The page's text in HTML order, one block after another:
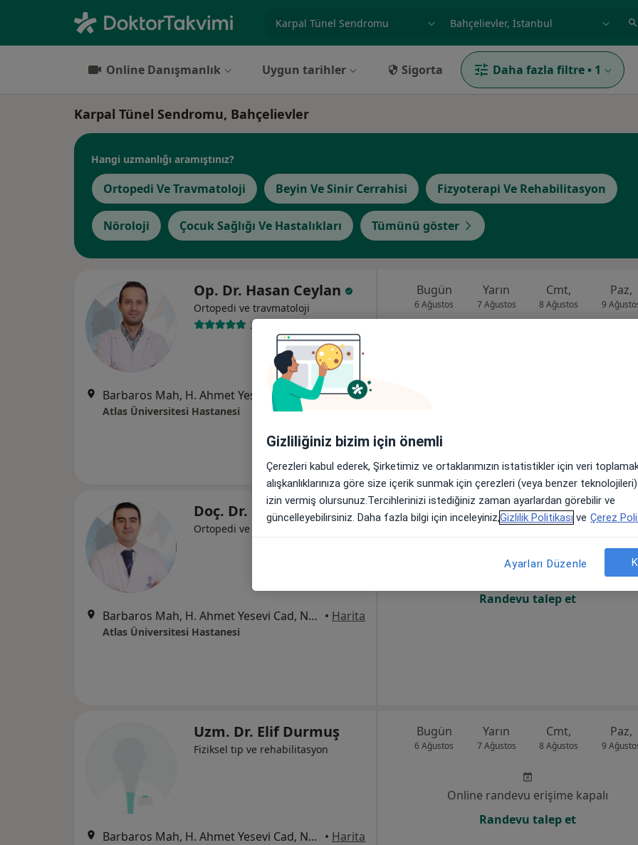
örnek: İstanbul
Online Danışmanlık Uygun tarihler Sigorta Daha fazla filtre • 1
Karpal Tünel Sendromu, Bahçelievler
Hangi uzmanlığı aramıştınız?
Ortopedi Ve Travmatoloji Beyin Ve Sinir Cerrahisi Fizyoterapi Ve Rehabilitasyon
Nöroloji Çocuk Sağlığı Ve Hastalıkları Tümünü göster
Op. Dr. Hasan Ceylan
Ortopedi ve travmatoloji
3 görüş
Barbaros Mah, H. Ahmet Yesevi Cad, No: 149 Güneşli - Bağcılar / İstanbul, Bağcılar •Harita
Atlas Üniversitesi Hastanesi
Bugün
6 Ağustos
Yarın
7 Ağustos
Cmt,
8 Ağustos
Paz,
9
Doç. Dr. Cem Yıldırım
Ortopedi ve travmatoloji
Barbaros Mah, H. Ahmet Yesevi Cad, No: 149 Güneşli - Bağcılar / İstanbul, Bağcılar • Harita
Atlas Üniversitesi Hastanesi
Bugün
6 Ağustos
Yarın
7 Ağustos
Cmt,
8 Ağustos
Paz,
9
Online randevu erişime kapalı
Randevu talep et
Uzm. Dr. Elif Durmuş
Fiziksel tıp ve rehabilitasyon
Barbaros Mah, H. Ahmet Yesevi Cad, No: 149 Güneşli - Bağcılar / İstanbul, Bağcılar • Harita
Bugün
6 Ağustos
Yarın
7 Ağustos
Cmt,
8 Ağustos
Paz,
9
Online randevu erişime kapalı
Randevu talep et
Gizliliğiniz bizim için önemli
Çerezleri kabul ederek, Şirketimiz ve ortaklarımızın istatistikler için veri
alışkanlıklarınıza göre size içerik sunmak için çerezleri (veya benzer
izin vermiş olursunuz.Tercihlerinizi istediğiniz zaman ayarlardan görebilir ve
güncelleyebilirsiniz. Daha fazla bilgi için inceleyiniz,Gizlilik Politikası ve Çerez
Ayarları Düzenle